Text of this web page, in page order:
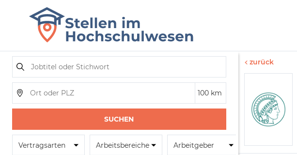
SUCHEN
Vertragsarten Arbeitsbereiche Arbeitgeber
zurück